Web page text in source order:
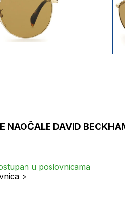
NAOČALE DAVID
u poslovnicama
>